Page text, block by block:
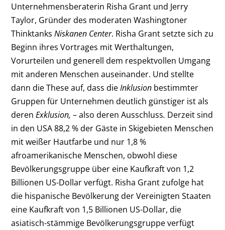
Unternehmensberaterin Risha Grant und Jerry
Taylor, Gründer des moderaten Washingtoner
ThinktanksNiskanen Center. Risha Grant setzte sich zu
Beginn ihres Vortrages mit Werthaltungen,
Vorurteilen und generell dem respektvollen Umgang
mit anderen Menschen auseinander. Und stellte
dann die These auf, dass dieInklusion bestimmter
Gruppen für Unternehmen deutlich günstiger ist als
derenExklusion, – also deren Ausschluss. Derzeit sind
in den USA 88,2 % der Gäste in Skigebieten Menschen
mit weißer Hautfarbe und nur 1,8 %
afroamerikanische Menschen, obwohl diese
Bevölkerungsgruppe über eine Kaufkraft von 1,2
Billionen US-Dollar verfügt. Risha Grant zufolge hat
die hispanische Bevölkerung der Vereinigten Staaten
eine Kaufkraft von 1,5 Billionen US-Dollar, die
asiatisch-stämmige Bevölkerungsgruppe verfügt